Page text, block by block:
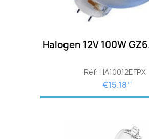
Halogen 12V 100W
Réf: HA10012EFPX
€15.18 HT